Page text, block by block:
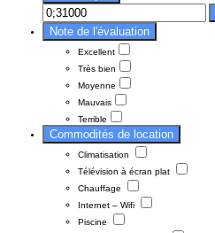
Note de l'évaluation
Excellent
Très bien
Moyenne
Mauvais
Terrible
Commodités de location
Climatisation
Télévision à écran plat
Chauffage
Internet – Wifi
Piscine